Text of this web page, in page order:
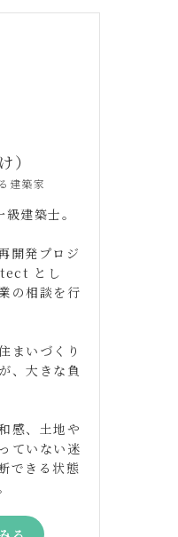
）
建築家
建築士。
開発プロジ
とし
の相談を行
まいづくり
、大きな負
感、土地や
ていない迷
できる状態